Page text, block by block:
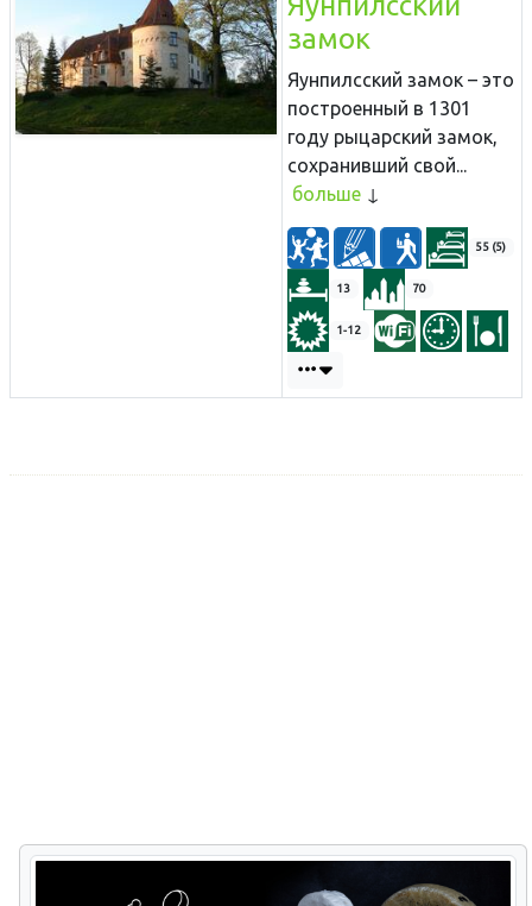
замок
Яунпилсский замок – это
построенный в 1301
году рыцарский замок,
сохранивший свой...
больше
55 (5)
13 70
1-12